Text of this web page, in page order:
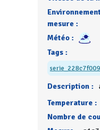
mesure :
Météo :
Tags :
Description :
Temperature :
Nombre de